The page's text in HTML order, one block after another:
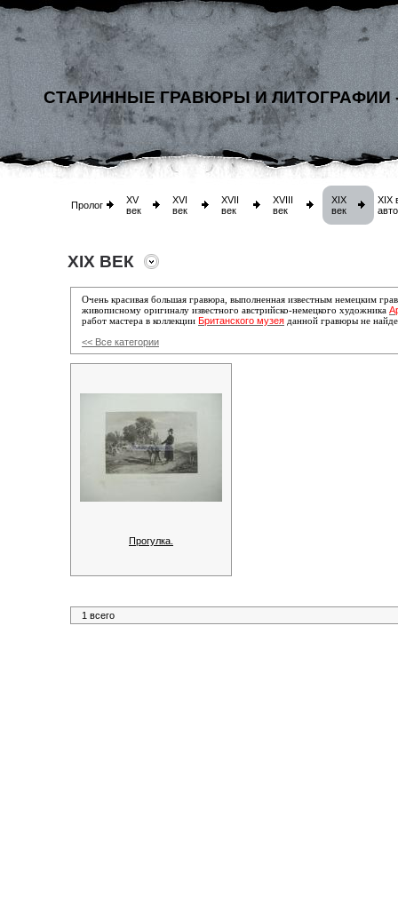
СТАРИННЫЕ ГРАВЮРЫ И ЛИТОГРАФИИ
Пролог
XV
век
XVI
век
XVII
век
XVIII
век
XIX
век
XIX
XIX ВЕК
Очень красивая большая гравюра, выполненная известным немецким
живописному оригиналу известного австрийско-немецкого художника
работ мастера в коллекции Британского музея данной гравюры не
<< Все категории
Прогулка.
1 всего